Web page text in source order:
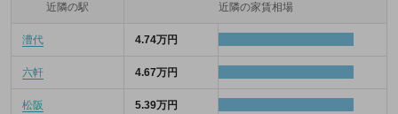
近隣の駅 近隣の家賃相場
漕代 4.74万円
六軒 4.67万円
松阪 5.39万円